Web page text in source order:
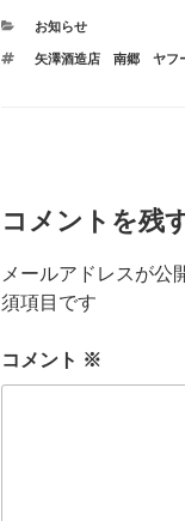
カ
ゴ
お知らせ
タ
矢澤酒造店 南郷 ヤフ
コメントを残
メールアドレスが公
須項目です
コメント ※